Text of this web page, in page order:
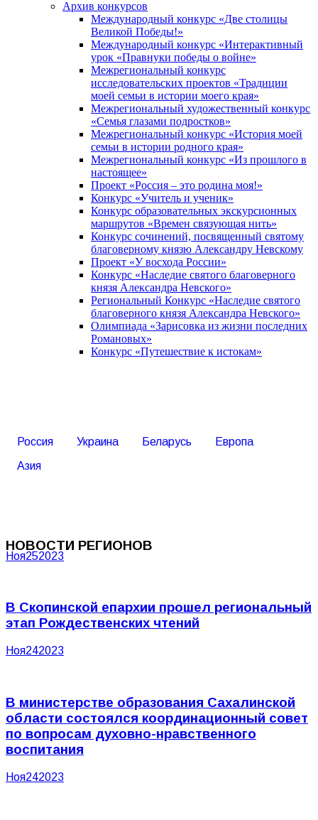
Архив конкурсов
Международный конкурс «Две столицы
Великой Победы!»
Международный конкурс «Интерактивный
урок «Правнуки победы о войне»
Межрегиональный конкурс
исследовательских проектов «Традиции
моей семьи в истории моего края»
Межрегиональный художественный конкурс
«Семья глазами подростков»
Межрегиональный конкурс «История моей
семьи в истории родного края»
Межрегиональный конкурс «Из прошлого в
настоящее»
Проект «Россия – это родина моя!»
Конкурс «Учитель и ученик»
Конкурс образовательных экскурсионных
маршрутов «Времен связующая нить»
Конкурс сочинений, посвященный святому
благоверному князю Александру Невскому
Проект «У восхода России»
Конкурс «Наследие святого благоверного
князя Александра Невского»
Региональный Конкурс «Наследие святого
благоверного князя Александра Невского»
Олимпиада «Зарисовка из жизни последних
Романовых»
Конкурс «Путешествие к истокам»
Россия Украина Беларусь
Европа
Азия
НОВОСТИ РЕГИОНОВ
Ноя252023
В Скопинской епархии прошел региональный
этап Рождественских чтений
Ноя242023
В министерстве образования Сахалинской
области состоялся координационный совет
по вопросам духовно-нравственного
воспитания
Ноя242023